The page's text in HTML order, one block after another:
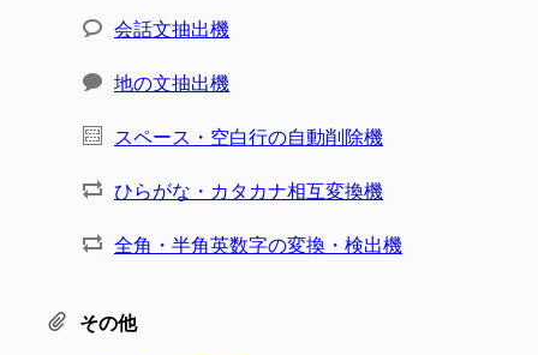
会話文抽出機
地の文抽出機
スペース・空白行の自動削除機
ひらがな・カタカナ相互変換機
全角・半角英数字の変換・検出機
その他